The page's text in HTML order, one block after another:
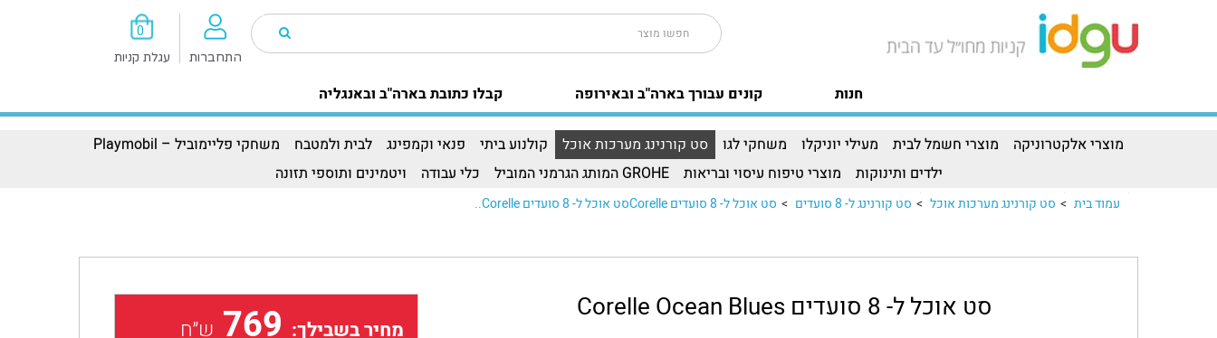
0
עגלת קניות התחברות
קבלו כתובת בארה"ב ובאנגליה קונים עבורך בארה"ב ובאירופה חנות
מוצרי אלקטרוניקה מוצרי חשמל לבית מעילי יוניקלו משחקי לגו סט קורנינג מערכות אוכל קולנוע ביתי פנאי וקמפינג לבית ולמטבח
משחקי פליימוביל – Playmobil
ילדים ותינוקות
מוצרי טיפוח עיסוי ובריאות GROHE המותג הגרמני המוביל כלי עבודה ויטמינים ותוספי תזונה
עמוד בית > סט קורנינג מערכות אוכל > סט קורנינג ל- 8 סועדים > סט אוכל ל- 8 סועדים Corelleסט אוכל ל- 8 סועדים Corelle..
סט אוכל ל- 8 סועדים Corelle Ocean Blues
מחיר בשבילך: 769 ש״ח